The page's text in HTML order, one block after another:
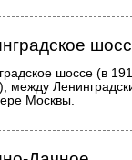
шоссе (в
между
Москвы.